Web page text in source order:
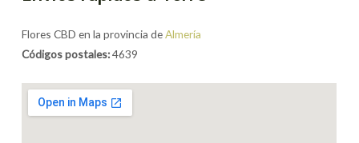
Flores CBD en la provincia deAlmería
Códigos postales:4639